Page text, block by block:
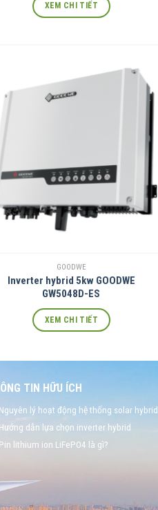
XEM CHI TIẾT
GOODWE
Inverter hybrid 5kw GOODWE
GW5048D-ES
XEM CHI TIẾT
TIN HỮU ÍCH
Nguyên lý hoạt động hệ thống solar hybrid
Hướng dẫn lựa chọn inverter hybrid
Pin lithium ion LiFePO4 là gì?